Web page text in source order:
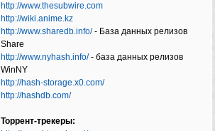
http://www.thesubwire.com
http://wiki.anime.kz
http://www.sharedb.info/- База данных релизов
Share
http://www.nyhash.info/- база данных релизов
WinNY
http://hash-storage.x0.com/
http://hashdb.com/
Торрент-трекеры: